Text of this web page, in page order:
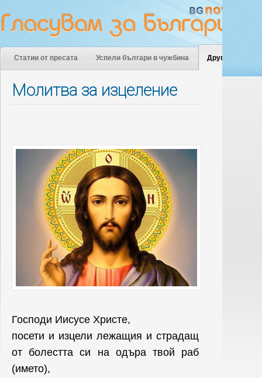
Статии от пресата Успели българи в чужбина Други
Молитва за изцеление
Господи Иисусе Христе,
посети и изцели лежащия и страдащ
от болестта си на одъра твой раб
(името),